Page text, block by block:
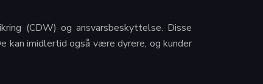
(CDW) og ansvarsbeskyttelse. Disse
kan imidlertid også være dyrere, og kunder